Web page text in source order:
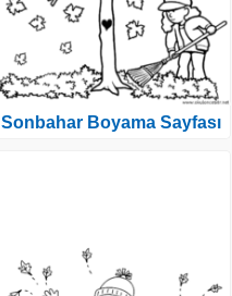
Sonbahar Boyama Sayfası